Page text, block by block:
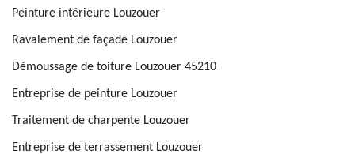
Peinture intérieure Louzouer
Ravalement de façade Louzouer
Démoussage de toiture Louzouer 45210
Entreprise de peinture Louzouer
Traitement de charpente Louzouer
Entreprise de terrassement Louzouer